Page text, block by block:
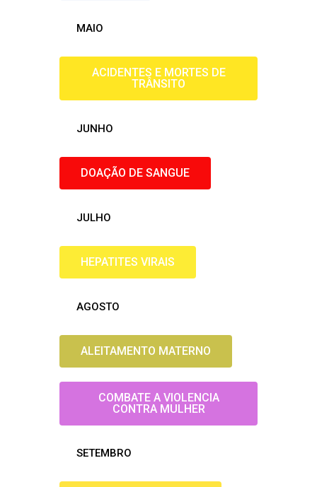
MAIO
ACIDENTES E MORTES DE
TRÂNSITO
JUNHO
DOAÇÃO DE SANGUE
JULHO
HEPATITES VIRAIS
AGOSTO
ALEITAMENTO MATERNO
COMBATE A VIOLENCIA
CONTRA MULHER
SETEMBRO